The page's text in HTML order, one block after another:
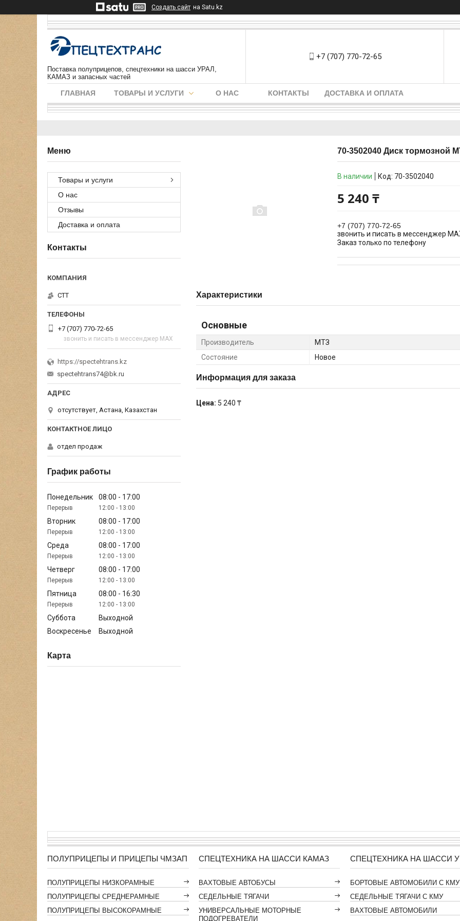
Создать сайт на Satu.kz
Поставка полуприцепов, спецтехники на шасси УРАЛ,
КАМАЗ и запасных частей
+7 (707) 770-72-65
ГЛАВНАЯ ТОВАРЫ И УСЛУГИ О НАС КОНТАКТЫ ДОСТАВКА И ОПЛАТА
70-3502040 Диск тормозной
В наличии Код: 70-3502040
5 240 ₸
+7 (707) 770-72-65
звонить и писать в мессенджер
Заказ только по телефону
Характеристики
Основные
Производитель
МТЗ
Состояние
Новое
Информация для заказа
Цена: 5 240 ₸
Товары и услуги
О нас
Отзывы
Доставка и оплата
Контакты
СТТ
+7 (707) 770-72-65
звонить и писать в мессенджер MAX
https://spectehtrans.kz
spectehtrans74@bk.ru
отсутствует, Астана, Казахстан
отдел продаж
График работы
Понедельник 08:00 17:00
12:00 13:00
Вторник 08:00 17:00
12:00 13:00
Среда 08:00 17:00
12:00 13:00
Четверг 08:00 17:00
12:00 13:00
Пятница 08:00 16:30
12:00 13:00
Суббота
Выходной
Воскресенье
Выходной
Карта
ПОЛУПРИЦЕПЫ И ПРИЦЕПЫ ЧМЗАП
ПОЛУПРИЦЕПЫ НИЗКОРАМНЫЕ
ПОЛУПРИЦЕПЫ СРЕДНЕРАМНЫЕ
ПОЛУПРИЦЕПЫ ВЫСОКОРАМНЫЕ
СПЕЦТЕХНИКА НА ШАССИ КАМАЗ
ВАХТОВЫЕ АВТОБУСЫ
СЕДЕЛЬНЫЕ ТЯГАЧИ
УНИВЕРСАЛЬНЫЕ МОТОРНЫЕ
ПОДОГРЕВАТЕЛИ
СПЕЦТЕХНИКА НА ШАССИ
БОРТОВЫЕ АВТОМОБИЛИ С КМУ
СЕДЕЛЬНЫЕ ТЯГАЧИ С КМУ
ВАХТОВЫЕ АВТОМОБИЛИ